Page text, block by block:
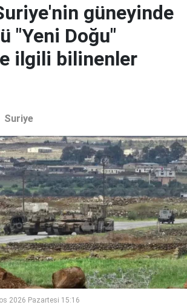
güneyinde
"Yeni Doğu"
ilgili bilinenler
Suriye
2026 Pazartesi 15:16